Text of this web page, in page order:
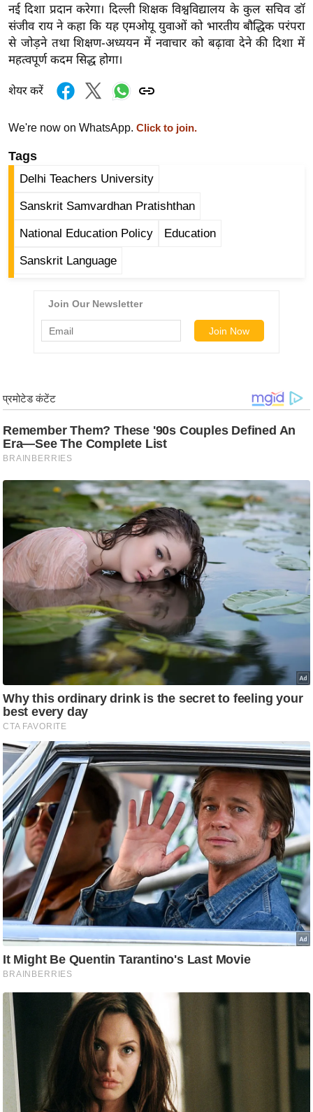
मि
सा
ल
श
ख्सि
त
यं
ग
ग
ऑ
टो
व
र्ल्ड
न्यू
ज
ब्री
फ
म
नो
रं
ज
ज
ग
त
बॉ
ली
वु
ड
हॉ
ली
वु
ड
फि
ल्म
स
मी
क्षा
B
a
k
n
नई दिशा प्रदान करेगा। दिल्ली शिक्षक विश्वविद्यालय के कुल सचिव डॉ
संजीव राय ने कहा कि यह एमओयू युवाओं को भारतीय बौद्धिक परंपरा
से जोड़ने तथा शिक्षण-अध्ययन में नवाचार को बढ़ावा देने की दिशा में
महत्वपूर्ण कदम सिद्ध होगा।
शेयर करें
We're now on WhatsApp. Click to join.
Tags
Delhi Teachers University
Sanskrit Samvardhan Pratishthan
National Education Policy Education
Sanskrit Language